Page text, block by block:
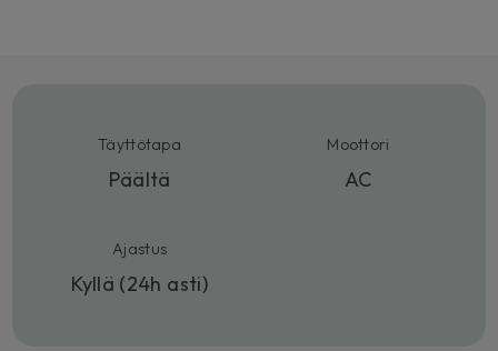
Täyttötapa
Päältä
Moottori
AC
Ajastus
Kyllä (24h asti)